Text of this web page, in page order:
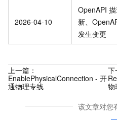
2026-04-10
OpenAPI
新、
发生变更
上一篇：
EnablePhysicalConnection - 开
通物理专线
下
物
该文章对您